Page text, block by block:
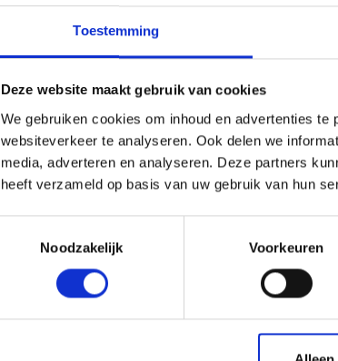
Toestemming
Deze website maakt gebruik van cookies
We gebruiken cookies om inhoud en advertenties
websiteverkeer te analyseren. Ook delen we
media, adverteren en analyseren. Deze partners
heeft verzameld op basis van uw gebruik van hun
Noodzakelijk
Voorkeuren